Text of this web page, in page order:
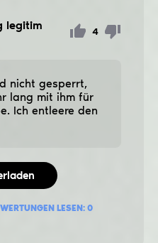
legitim 4
nicht gesperrt,
lang mit ihm für
Ich entleere den
LESEN: 0